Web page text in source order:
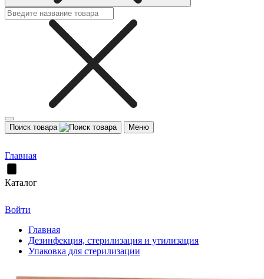
Поиск товара Меню
Главная
Каталог
Войти
Главная
Дезинфекция, стерилизация и утилизация
Упаковка для стерилизации